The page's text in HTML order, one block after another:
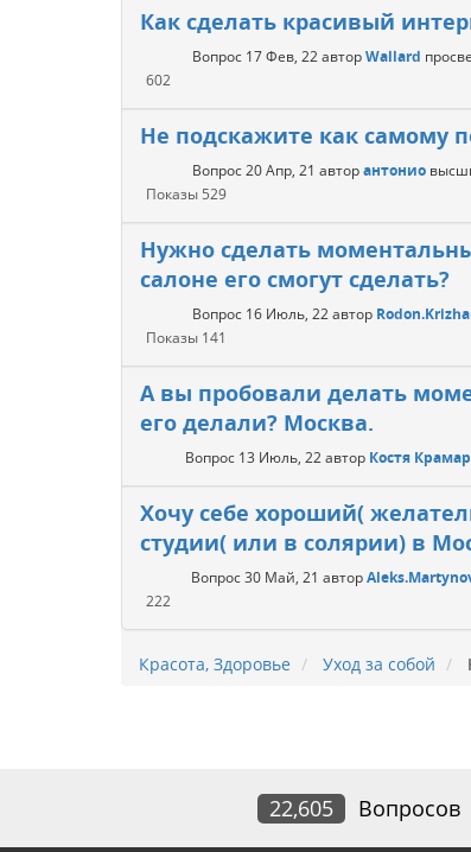
Как сделать красивый
Вопрос 17 Фев, 22авторWallard
602
Не подскажите как самому
Вопрос20 Апр, 21 авторантонио
Показы 529
Нужно сделать
салоне его смогут сделать?
Вопрос 16 Июль, 22автор
Показы 141
А вы пробовали делать
его делали? Москва.
Вопрос 13 Июль, 22автор Костя Крамар
Хочу себе хороший(
студии( или в солярии) в
Вопрос30 Май, 21 автор
222
Красота, Здоровье Уход за собой
22,605 Вопросов